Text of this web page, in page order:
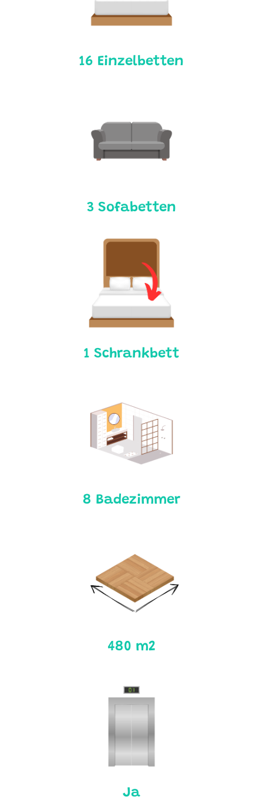
16 Einzelbetten
3 Sofabetten
1 Schrankbett
8 Badezimmer
480 m2
Ja